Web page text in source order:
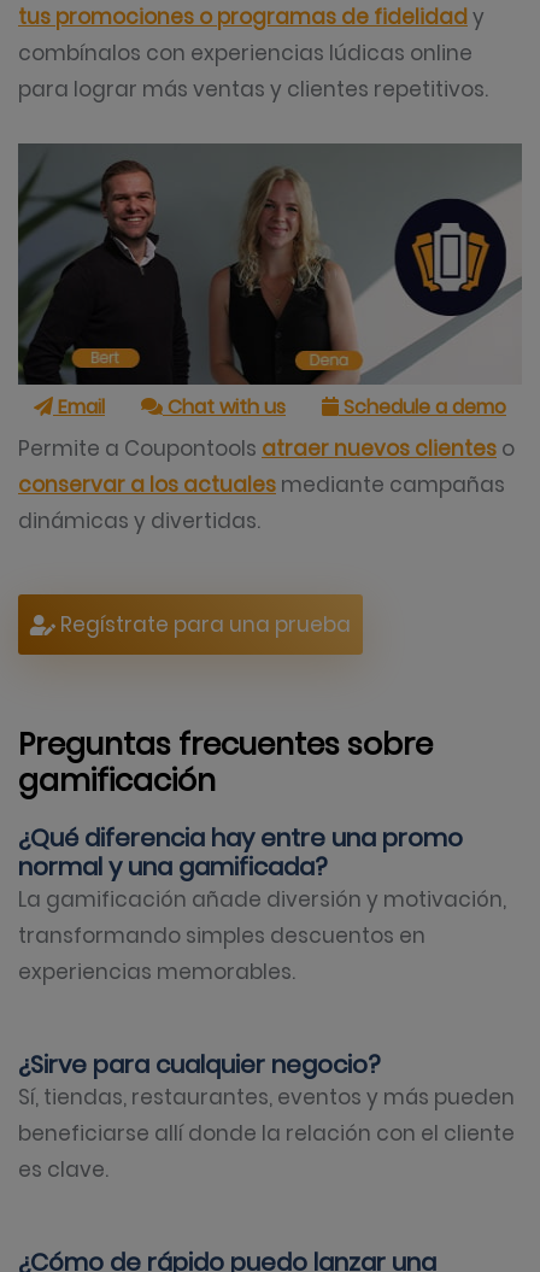
tus promociones o programas de fidelidady
combínalos con experiencias lúdicas online
para lograr más ventas y clientes repetitivos.
Email Chat with us Schedule a demo
Permite a Coupontools atraer nuevos clientes o
conservar a los actuales mediante campañas
dinámicas y divertidas.
Regístrate para una prueba
Preguntas frecuentes sobre
gamificación
¿Qué diferencia hay entre una promo
normal y una gamificada?
La gamificación añade diversión y motivación,
transformando simples descuentos en
experiencias memorables.
¿Sirve para cualquier negocio?
Sí, tiendas, restaurantes, eventos y más pueden
beneficiarse allí donde la relación con el cliente
es clave.
¿Cómo de rápido puedo lanzar una